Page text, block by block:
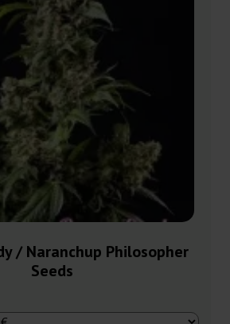
/ Naranchup Philosopher
Seeds